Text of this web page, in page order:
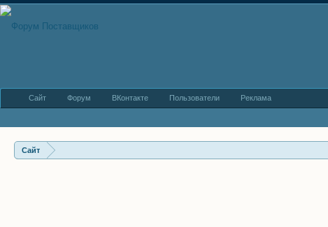
Сайт
Сайт Форум ВКонтакте Пользователи Реклама